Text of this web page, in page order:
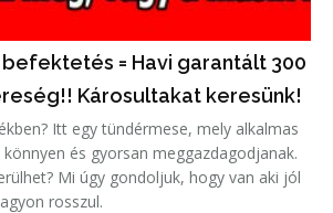
= Havi garantált 300
Károsultakat keresünk!
Itt egy tündérmese, mely alkalmas
és gyorsan meggazdagodjanak.
Mi úgy gondoljuk, hogy van aki jól
rosszul.